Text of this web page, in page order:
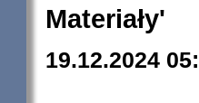
Materiały'
19.12.2024